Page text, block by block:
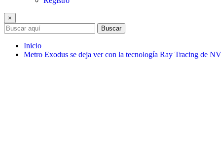
×
Buscar
Inicio
Metro Exodus se deja ver con la tecnología Ray Tracing de